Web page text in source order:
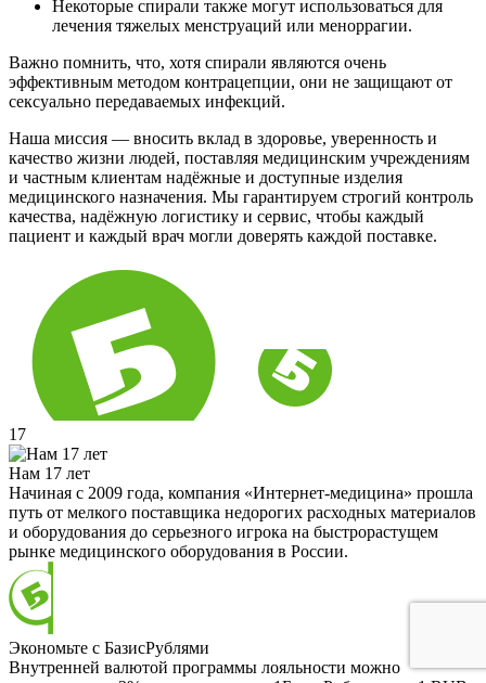
Некоторые спирали также могут использоваться для
лечения тяжелых менструаций или меноррагии.
Важно помнить, что, хотя спирали являются очень
эффективным методом контрацепции, они не защищают от
сексуально передаваемых инфекций.
Наша миссия — вносить вклад в здоровье, уверенность и
качество жизни людей, поставляя медицинским учреждениям
и частным клиентам надёжные и доступные изделия
медицинского назначения. Мы гарантируем строгий контроль
качества, надёжную логистику и сервис, чтобы каждый
пациент и каждый врач могли доверять каждой поставке.
17
Нам 17 лет
Начиная с 2009 года, компания «Интернет-медицина» прошла
путь от мелкого поставщика недорогих расходных материалов
и оборудования до серьезного игрока на быстрорастущем
рынке медицинского оборудования в России.
Экономьте с БазисРублями
Внутренней валютой программы лояльности можно